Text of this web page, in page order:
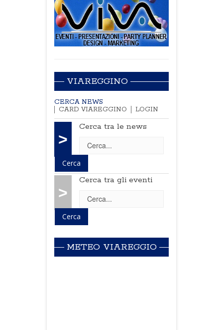
VIAREGGINO
CERCA NEWS
CARD VIAREGGINO
LOGIN
>
Cerca tra le news
>
Cerca tra gli eventi
METEO VIAREGGIO